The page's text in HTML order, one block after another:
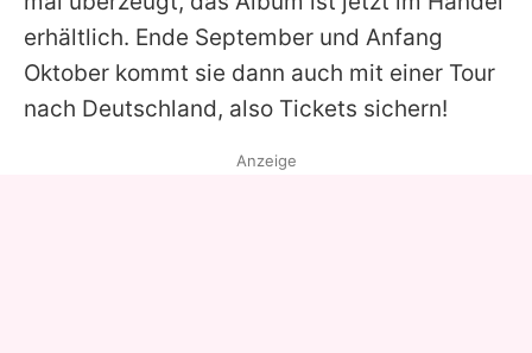
erhältlich. Ende September und Anfang
Oktober kommt sie dann auch mit einer Tour
nach Deutschland, also Tickets sichern!
Anzeige